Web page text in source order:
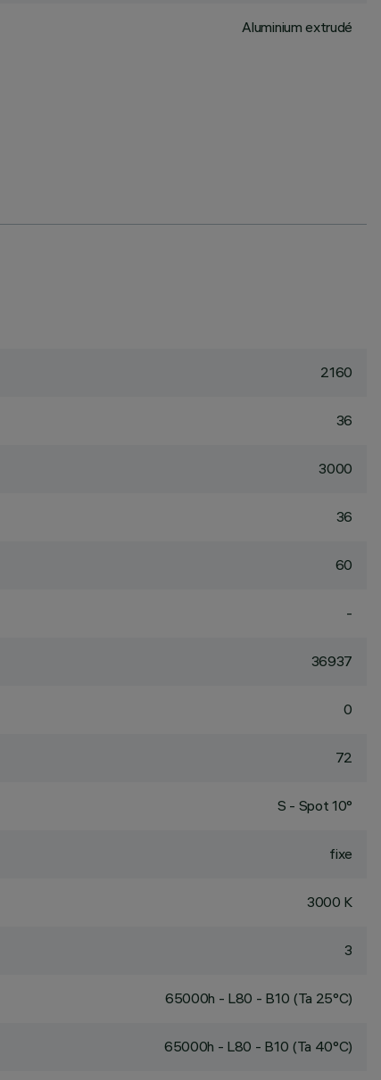
Aluminium extrudé
2160
36
3000
36
60
-
36937
0
72
S - Spot 10°
fixe
3000 K
3
65000h - L80 - B10 (Ta 25°C)
65000h - L80 - B10 (Ta 40°C)